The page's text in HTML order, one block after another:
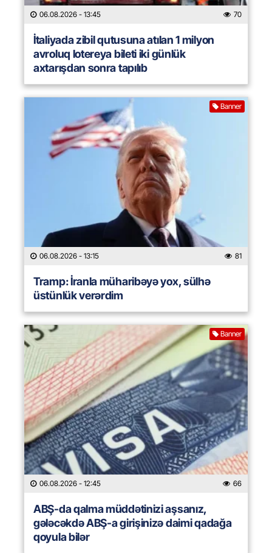
06.08.2026 - 13:45 70
İtaliyada zibil qutusuna atılan 1 milyon
avroluq lotereya bileti iki günlük
axtarışdan sonra tapılıb
Banner
06.08.2026 - 13:15 81
Tramp: İranla müharibəyə yox, sülhə
üstünlük verərdim
Banner
06.08.2026 - 12:45 66
ABŞ-da qalma müddətinizi aşsanız,
gələcəkdə ABŞ-a girişinizə daimi qadağa
qoyula bilər